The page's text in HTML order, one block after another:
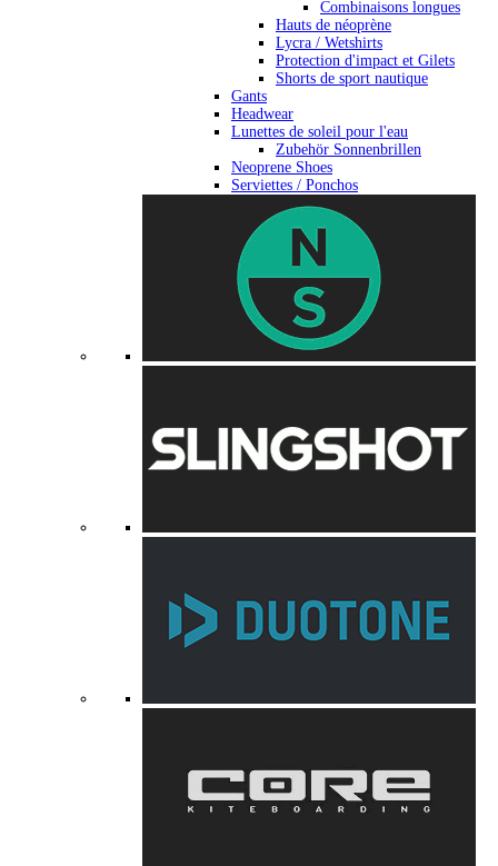
Combinaisons longues
Hauts de néoprène
Lycra / Wetshirts
Protection d'impact et Gilets
Shorts de sport nautique
Gants
Headwear
Lunettes de soleil pour l'eau
Zubehör Sonnenbrillen
Neoprene Shoes
Serviettes / Ponchos